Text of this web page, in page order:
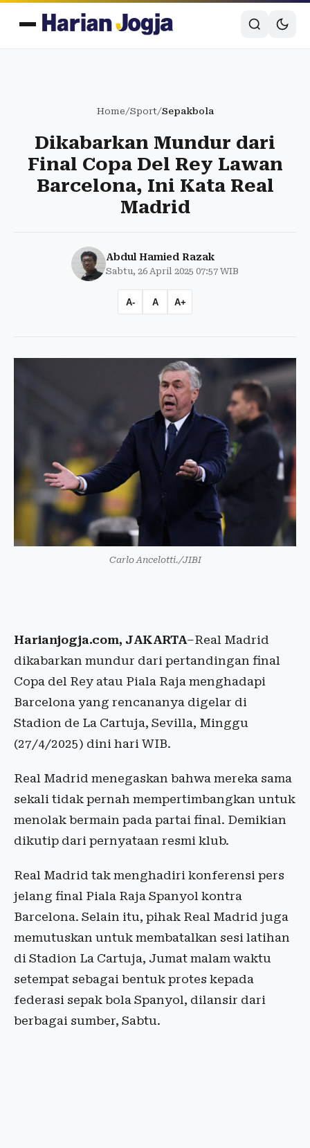
Home/Sport/Sepakbola
Dikabarkan Mundur dari
Final Copa Del Rey Lawan
Barcelona, Ini Kata Real
Madrid
Abdul Hamied Razak
Sabtu, 26 April 2025 07:57 WIB
A- A A+
Carlo Ancelotti./JIBI
Harianjogja.com, JAKARTA–Real Madrid
dikabarkan mundur dari pertandingan final
Copa del Rey atau Piala Raja menghadapi
Barcelona yang rencananya digelar di
Stadion de La Cartuja, Sevilla, Minggu
(27/4/2025) dini hari WIB.
Real Madrid menegaskan bahwa mereka sama
sekali tidak pernah mempertimbangkan untuk
menolak bermain pada partai final. Demikian
dikutip dari pernyataan resmi klub.
Real Madrid tak menghadiri konferensi pers
jelang final Piala Raja Spanyol kontra
Barcelona. Selain itu, pihak Real Madrid juga
memutuskan untuk membatalkan sesi latihan
di Stadion La Cartuja, Jumat malam waktu
setempat sebagai bentuk protes kepada
federasi sepak bola Spanyol, dilansir dari
berbagai sumber, Sabtu.